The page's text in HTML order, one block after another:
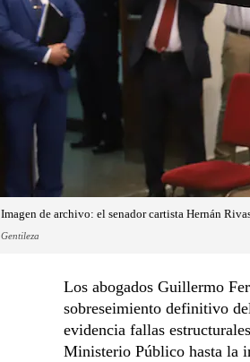
Imagen de archivo: el senador cartista Hernán
Gentileza
Los abogados Guillermo
sobreseimiento definitivo
evidencia fallas
Ministerio Público hasta la